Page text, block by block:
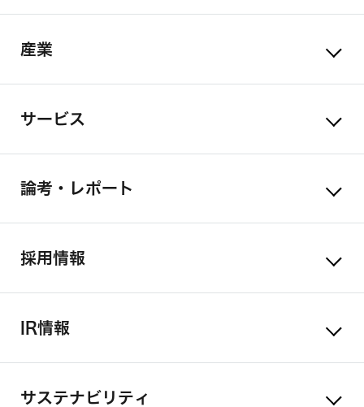
産業
サービス
論考・レポート
採用情報
IR情報
サステナビリティ